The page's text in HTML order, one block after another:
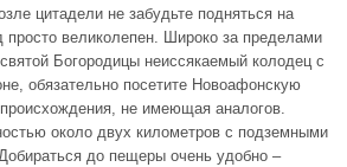
цитадели не забудьте подняться на
великолепен. Широко за пределами
Богородицы неиссякаемый колодец с
обязательно посетите Новоафонскую
не имеющая аналогов.
около двух километров с подземными
до пещеры очень удобно –